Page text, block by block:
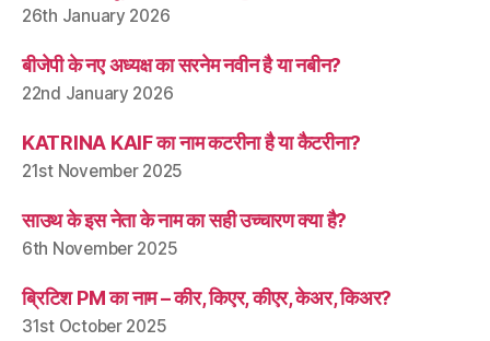
26th January 2026
बीजेपी के नए अध्यक्ष का सरनेम नवीन है या नबीन?
22nd January 2026
KATRINA KAIF का नाम कटरीना है या कैटरीना?
21st November 2025
साउथ के इस नेता के नाम का सही उच्चारण क्या है?
6th November 2025
ब्रिटिश PM का नाम – कीर, किएर, कीएर, केअर, किअर?
31st October 2025